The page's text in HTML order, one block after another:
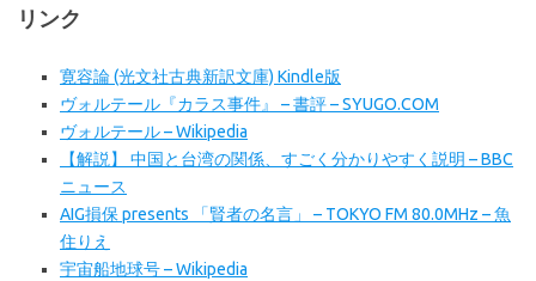
リンク
寛容論 (光文社古典新訳文庫) Kindle版
ヴォルテール『カラス事件』 – 書評 – SYUGO.COM
ヴォルテール – Wikipedia
【解説】 中国と台湾の関係、すごく分かりやすく説明 – BBC
ニュース
AIG損保 presents 「賢者の名言」 – TOKYO FM 80.0MHz – 魚
住りえ
宇宙船地球号 – Wikipedia